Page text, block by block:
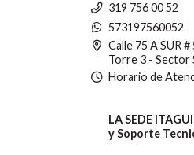
319 756 00 52
573197560052
Calle 75 A SUR
Torre 3 - Sector
Horario de
LA SEDE
y Soporte